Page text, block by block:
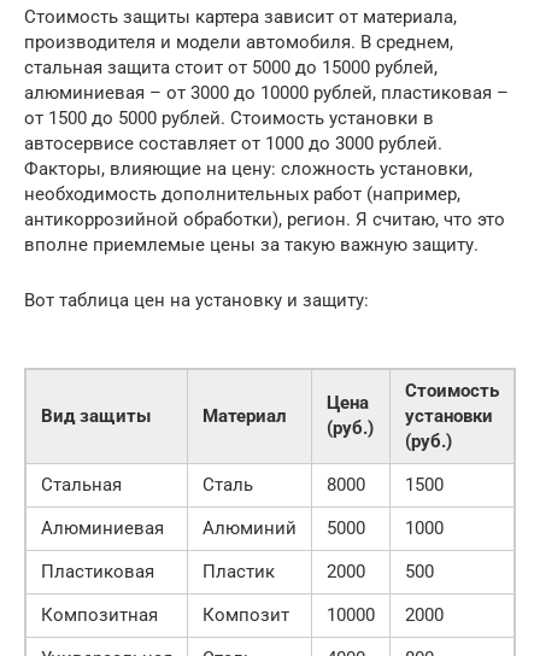
Стоимость защиты картера зависит от материала,
производителя и модели автомобиля. В среднем,
стальная защита стоит от 5000 до 15000 рублей,
алюминиевая – от 3000 до 10000 рублей, пластиковая –
от 1500 до 5000 рублей. Стоимость установки в
автосервисе составляет от 1000 до 3000 рублей.
Факторы, влияющие на цену: сложность установки,
необходимость дополнительных работ (например,
антикоррозийной обработки), регион. Я считаю, что это
вполне приемлемые цены за такую важную защиту.
Вот таблица цен на установку и защиту:
Вид защиты Материал
Цена
(руб.)
Стоимость
установки
(руб.)
Стальная
Сталь 8000 1500
Алюминиевая
Алюминий 5000 1000
Пластиковая
Пластик 2000 500
Композитная
Композит 10000 2000